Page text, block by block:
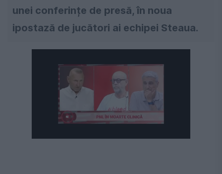
unei conferințe de presă, în noua
ipostază de jucători ai echipei Steaua.